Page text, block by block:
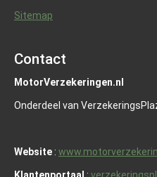
Sitemap
Contact
MotorVerzekeringen.nl
Onderdeel van
Website :